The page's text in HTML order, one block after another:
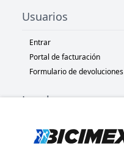
Usuarios
Entrar
Portal de facturación
Formulario de devoluciones
Legal
Políticas de privacidad